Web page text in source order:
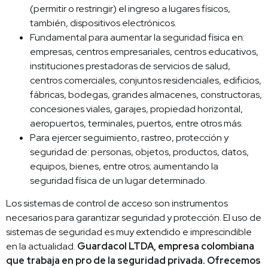
(permitir o restringir) el ingreso a lugares físicos,
también, dispositivos electrónicos.
Fundamental para aumentar la seguridad física en:
empresas, centros empresariales, centros educativos,
instituciones prestadoras de servicios de salud,
centros comerciales, conjuntos residenciales, edificios,
fábricas, bodegas, grandes almacenes, constructoras,
concesiones viales, garajes, propiedad horizontal,
aeropuertos, terminales, puertos, entre otros más.
Para ejercer seguimiento, rastreo, protección y
seguridad de: personas, objetos, productos, datos,
equipos, bienes, entre otros; aumentando la
seguridad física de un lugar determinado.
Los sistemas de control de acceso son instrumentos
necesarios para garantizar seguridad y protección. El uso de
sistemas de seguridad es muy extendido e imprescindible
en la actualidad. Guardacol LTDA, empresa colombiana
que trabaja en pro de la seguridad privada. Ofrecemos